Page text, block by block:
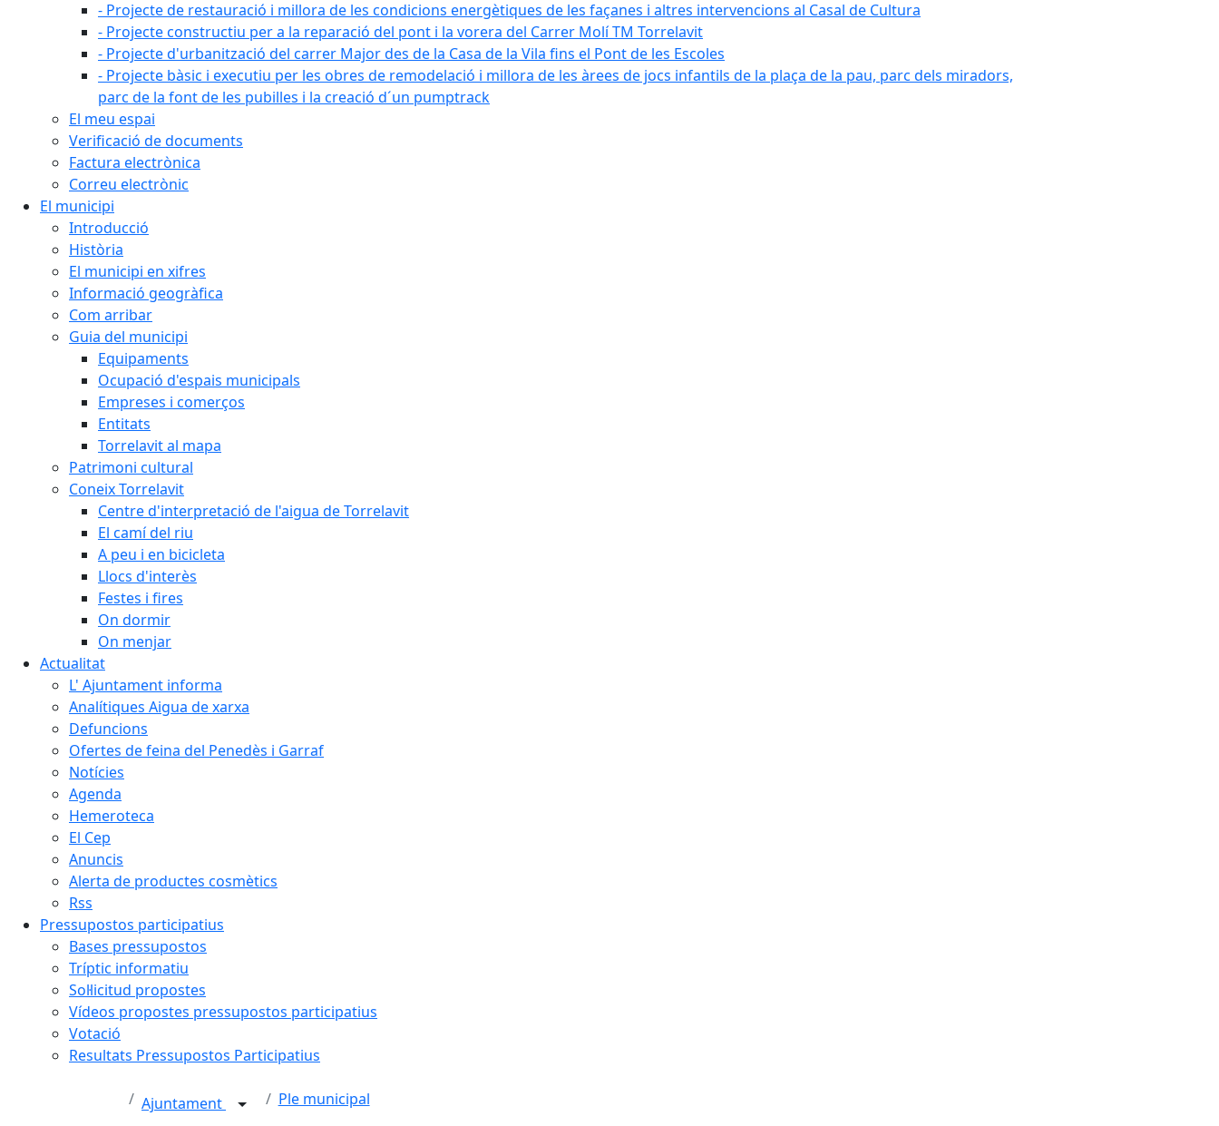
- Projecte de restauració i millora de les condicions energètiques de les façanes i altres intervencions al Casal de Cultura
- Projecte constructiu per a la reparació del pont i la vorera del Carrer Molí TM Torrelavit
- Projecte d'urbanització del carrer Major des de la Casa de la Vila fins el Pont de les Escoles
- Projecte bàsic i executiu per les obres de remodelació i millora de les àrees de jocs infantils de la plaça de la pau, parc dels miradors,
parc de la font de les pubilles i la creació d´un pumptrack
El meu espai
Verificació de documents
Factura electrònica
Correu electrònic
El municipi
Introducció
Història
El municipi en xifres
Informació geogràfica
Com arribar
Guia del municipi
Equipaments
Ocupació d'espais municipals
Empreses i comerços
Entitats
Torrelavit al mapa
Patrimoni cultural
Coneix Torrelavit
Centre d'interpretació de l'aigua de Torrelavit
El camí del riu
A peu i en bicicleta
Llocs d'interès
Festes i fires
On dormir
On menjar
Actualitat
L' Ajuntament informa
Analítiques Aigua de xarxa
Defuncions
Ofertes de feina del Penedès i Garraf
Notícies
Agenda
Hemeroteca
El Cep
Anuncis
Alerta de productes cosmètics
Rss
Pressupostos participatius
Bases pressupostos
Tríptic informatiu
Sol·licitud propostes
Vídeos propostes pressupostos participatius
Votació
Resultats Pressupostos Participatius
Ajuntament Ple municipal